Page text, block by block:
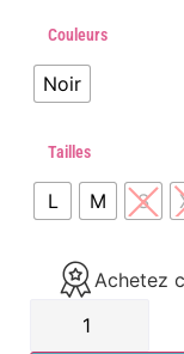
Couleurs
Noir
Tailles
L M S
Achetez